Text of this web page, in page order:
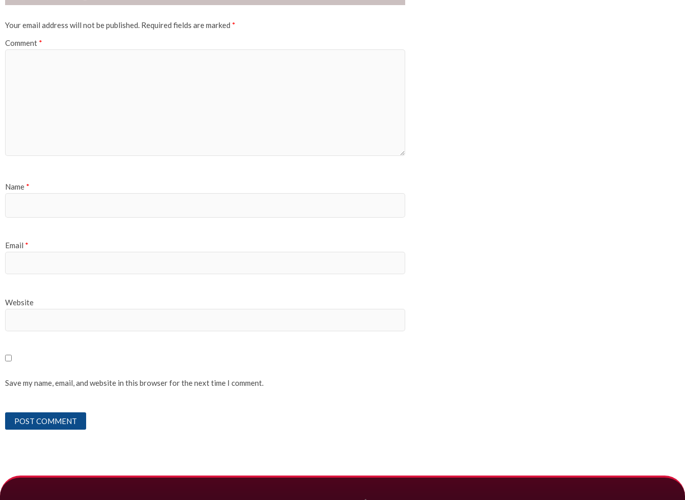
Your email address will not be published. Required fields are marked *
Comment *
Name *
Email *
Website
Save my name, email, and website in this browser for the next time I comment.